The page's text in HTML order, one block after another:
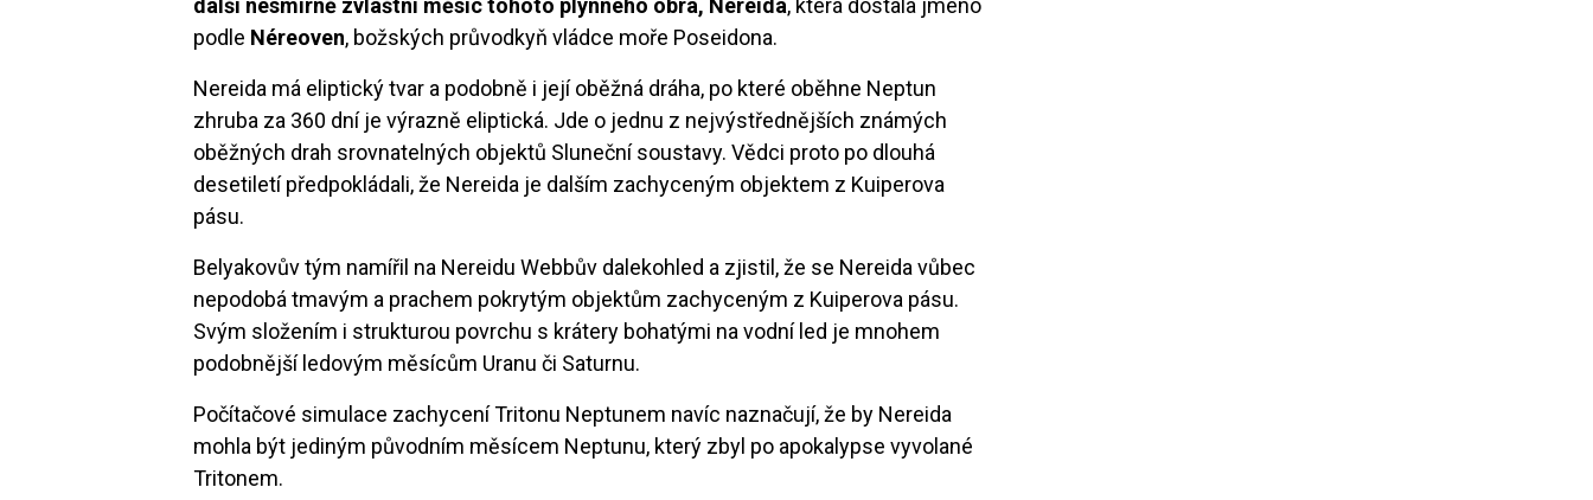
další nesmírně zvláštní měsíc tohoto plynného obra, Nereida, která dostala jméno
podle Néreoven, božských průvodkyň vládce moře Poseidona.
Nereida má eliptický tvar a podobně i její oběžná dráha, po které oběhne Neptun
zhruba za 360 dní je výrazně eliptická. Jde o jednu z nejvýstřednějších známých
oběžných drah srovnatelných objektů Sluneční soustavy. Vědci proto po dlouhá
desetiletí předpokládali, že Nereida je dalším zachyceným objektem z Kuiperova
pásu.
Belyakovův tým namířil na Nereidu Webbův dalekohled a zjistil, že se Nereida vůbec
nepodobá tmavým a prachem pokrytým objektům zachyceným z Kuiperova pásu.
Svým složením i strukturou povrchu s krátery bohatými na vodní led je mnohem
podobnější ledovým měsícům Uranu či Saturnu.
Počítačové simulace zachycení Tritonu Neptunem navíc naznačují, že by Nereida
mohla být jediným původním měsícem Neptunu, který zbyl po apokalypse vyvolané
Tritonem.